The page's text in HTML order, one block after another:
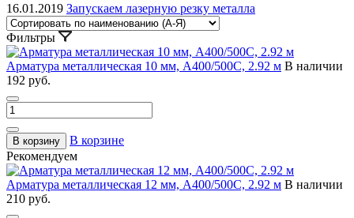
16.01.2019 Запускаем лазерную резку металла
Фильтры
Арматура металлическая 10 мм, А400/500С, 2.92 м В наличии
192 руб.
В корзину
В корзине
Рекомендуем
Арматура металлическая 12 мм, А400/500С, 2.92 м В наличии
210 руб.